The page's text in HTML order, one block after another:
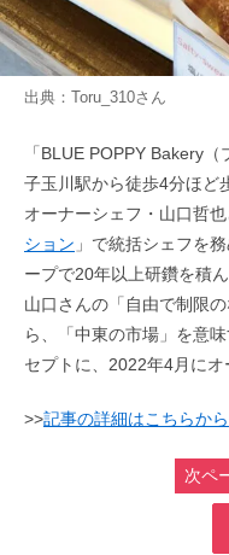
出典： Toru_310さん
「BLUE POPPY Bakery
子玉川駅から徒歩4分ほど
オーナーシェフ・山口哲
ション 」で統括シェフを
ープで20年以上研鑽を積ん
山口さんの「自由で制限
ら、「中東の市場」を意
セプトに、2022年4月にオ
>>記事の詳細はこちらから
次ペ